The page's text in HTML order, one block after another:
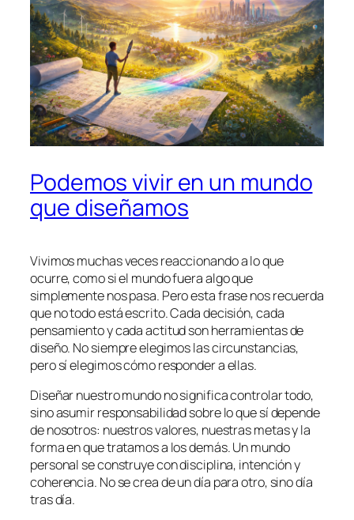
Podemos vivir en un mundo
que diseñamos
Vivimos muchas veces reaccionando a lo que
ocurre, como si el mundo fuera algo que
simplemente nos pasa. Pero esta frase nos recuerda
que no todo está escrito. Cada decisión, cada
pensamiento y cada actitud son herramientas de
diseño. No siempre elegimos las circunstancias,
pero sí elegimos cómo responder a ellas.
Diseñar nuestro mundo no significa controlar todo,
sino asumir responsabilidad sobre lo que sí depende
de nosotros: nuestros valores, nuestras metas y la
forma en que tratamos a los demás. Un mundo
personal se construye con disciplina, intención y
coherencia. No se crea de un día para otro, sino día
tras día.